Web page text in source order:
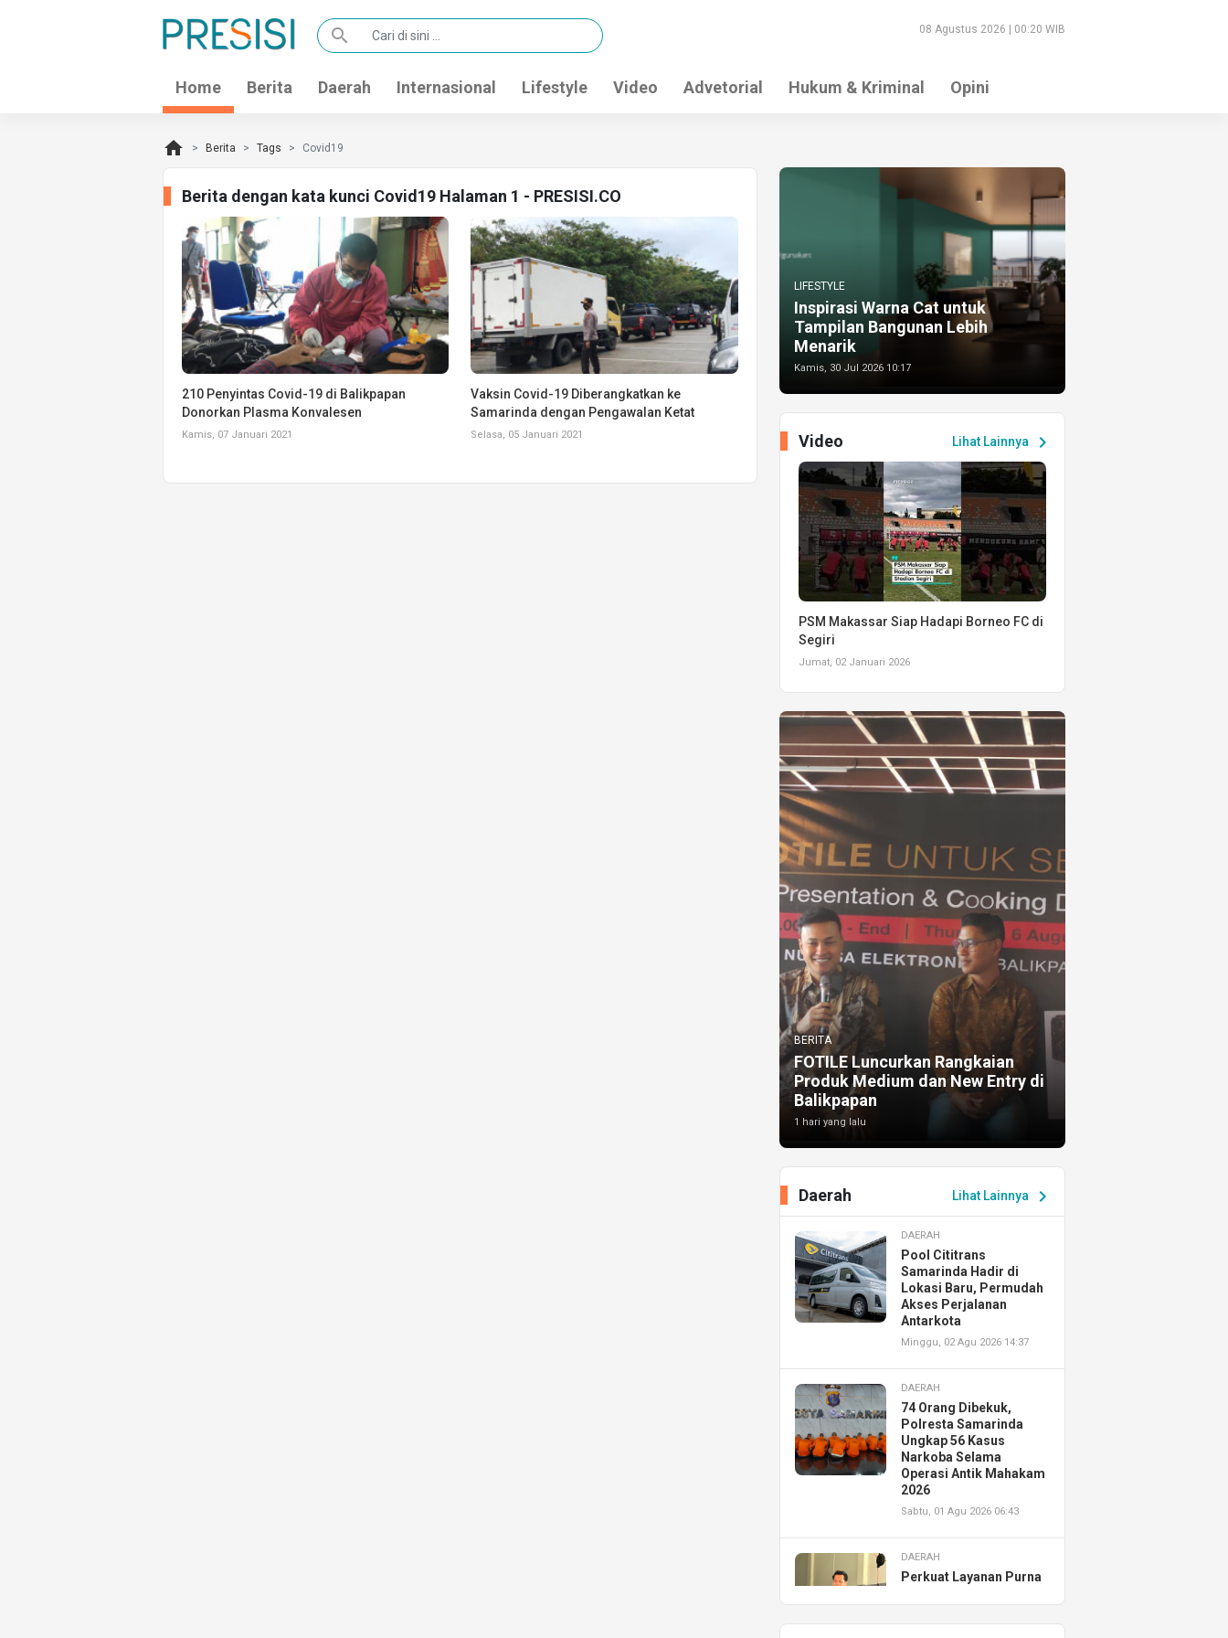
search 08 Agustus 2026 | 00:20 WIB
Home Berita Daerah Internasional Lifestyle Video Advetorial Hukum & Kriminal Opini
home Berita Tags Covid19
Berita dengan kata kunci Covid19 Halaman 1 - PRESISI.CO
210 Penyintas Covid-19 di Balikpapan
Donorkan Plasma Konvalesen
Kamis, 07 Januari 2021
Vaksin Covid-19 Diberangkatkan ke
Samarinda dengan Pengawalan Ketat
Selasa, 05 Januari 2021
LIFESTYLE
Inspirasi Warna Cat untuk
Tampilan Bangunan Lebih
Menarik
Kamis, 30 Jul 2026 10:17
Lihat Lainnya chevron_right
Video
PSM Makassar Siap Hadapi Borneo FC di
Segiri
Jumat, 02 Januari 2026
BERITA
FOTILE Luncurkan Rangkaian
Produk Medium dan New Entry di
Balikpapan
1 hari yang lalu
Lihat Lainnya chevron_right
Daerah
DAERAH
Pool Cititrans
Samarinda Hadir di
Lokasi Baru, Permudah
Akses Perjalanan
Antarkota
Minggu, 02 Agu 2026 14:37
DAERAH
74 Orang Dibekuk,
Polresta Samarinda
Ungkap 56 Kasus
Narkoba Selama
Operasi Antik Mahakam
2026
Sabtu, 01 Agu 2026 06:43
DAERAH
Perkuat Layanan Purna
Resmikan AHASS